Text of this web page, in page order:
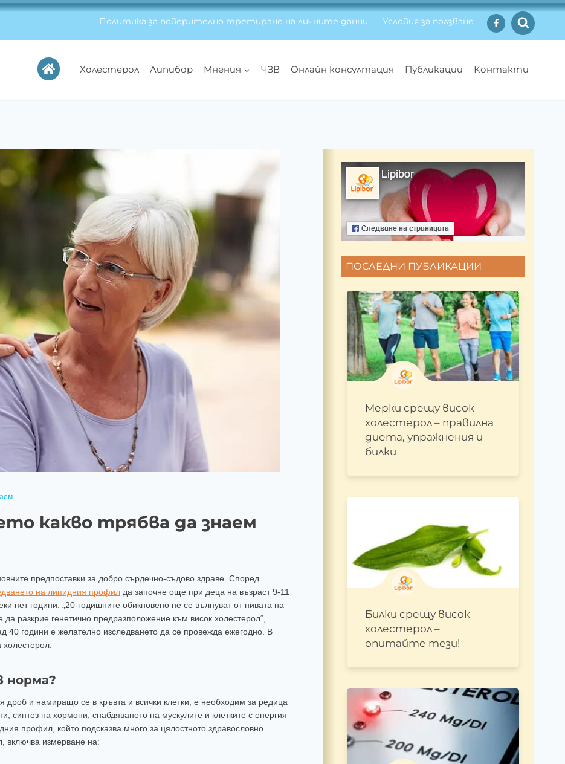
Политика за поверително третиране на личните данни Условия за ползване
Холестерол Липибор Мнения ЧЗВ Онлайн консултация Публикации Контакти
какво трябва да знаем
предпоставки за добро сърдечно-съдово здраве. Според
на липидния профил да започне още при деца на възраст 9-11
пет години. „20-годишните обикновено не се вълнуват от нивата на
разкрие генетично предразположение към висок холестерол“,
години е желателно изследването да се провежда ежегодно. В
норма?
дроб и намиращо се в кръвта и всички клетки, е необходим за редица
синтез на хормони, снабдяването на мускулите и клетките с енергия
профил, който подсказва много за цялостното здравословно
включва измерване на:
ПОСЛЕДНИ ПУБЛИКАЦИИ
Мерки срещу висок
холестерол – правилна
диета, упражнения и
билки
Билки срещу висок
холестерол –
опитайте тези!